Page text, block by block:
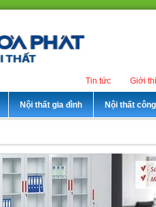
Giới
Tin tức
Nội thất gia đình Nội thất